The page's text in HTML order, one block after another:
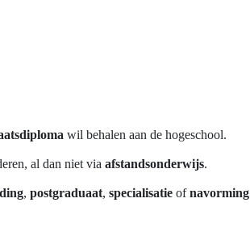
wil behalen aan de hogeschool.
al dan niet via afstandsonderwijs.
, postgraduaat, specialisatie ofnavorming